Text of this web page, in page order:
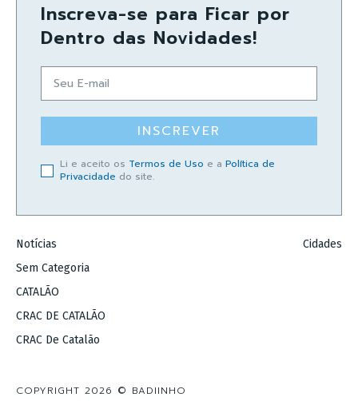
Inscreva-se para Ficar por
Dentro das Novidades!
INSCREVER
Li e aceito os Termos de Uso e a Política de
Privacidade do site.
Notícias
Sem Categoria
CATALÃO
CRAC DE CATALÃO
CRAC De Catalão
Cidades
COPYRIGHT 2026 © BADIINHO